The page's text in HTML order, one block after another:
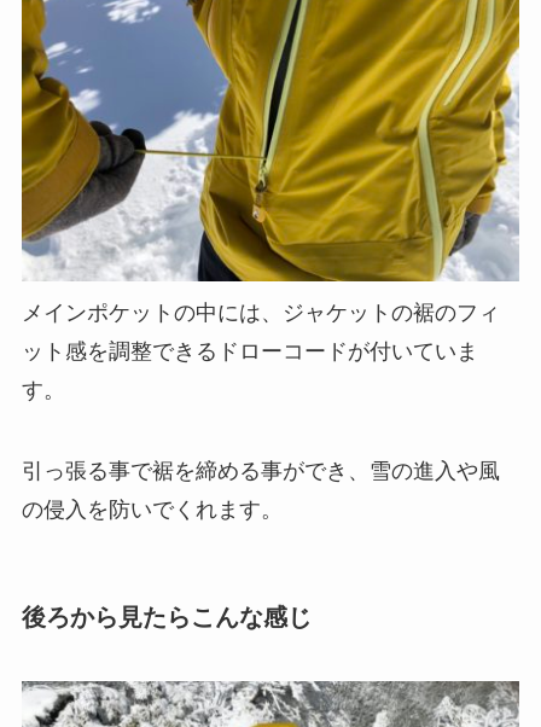
メインポケットの中には、ジャケットの裾のフィ
ット感を調整できるドローコードが付いていま
す。
引っ張る事で裾を締める事ができ、雪の進入や風
の侵入を防いでくれます。
後ろから見たらこんな感じ